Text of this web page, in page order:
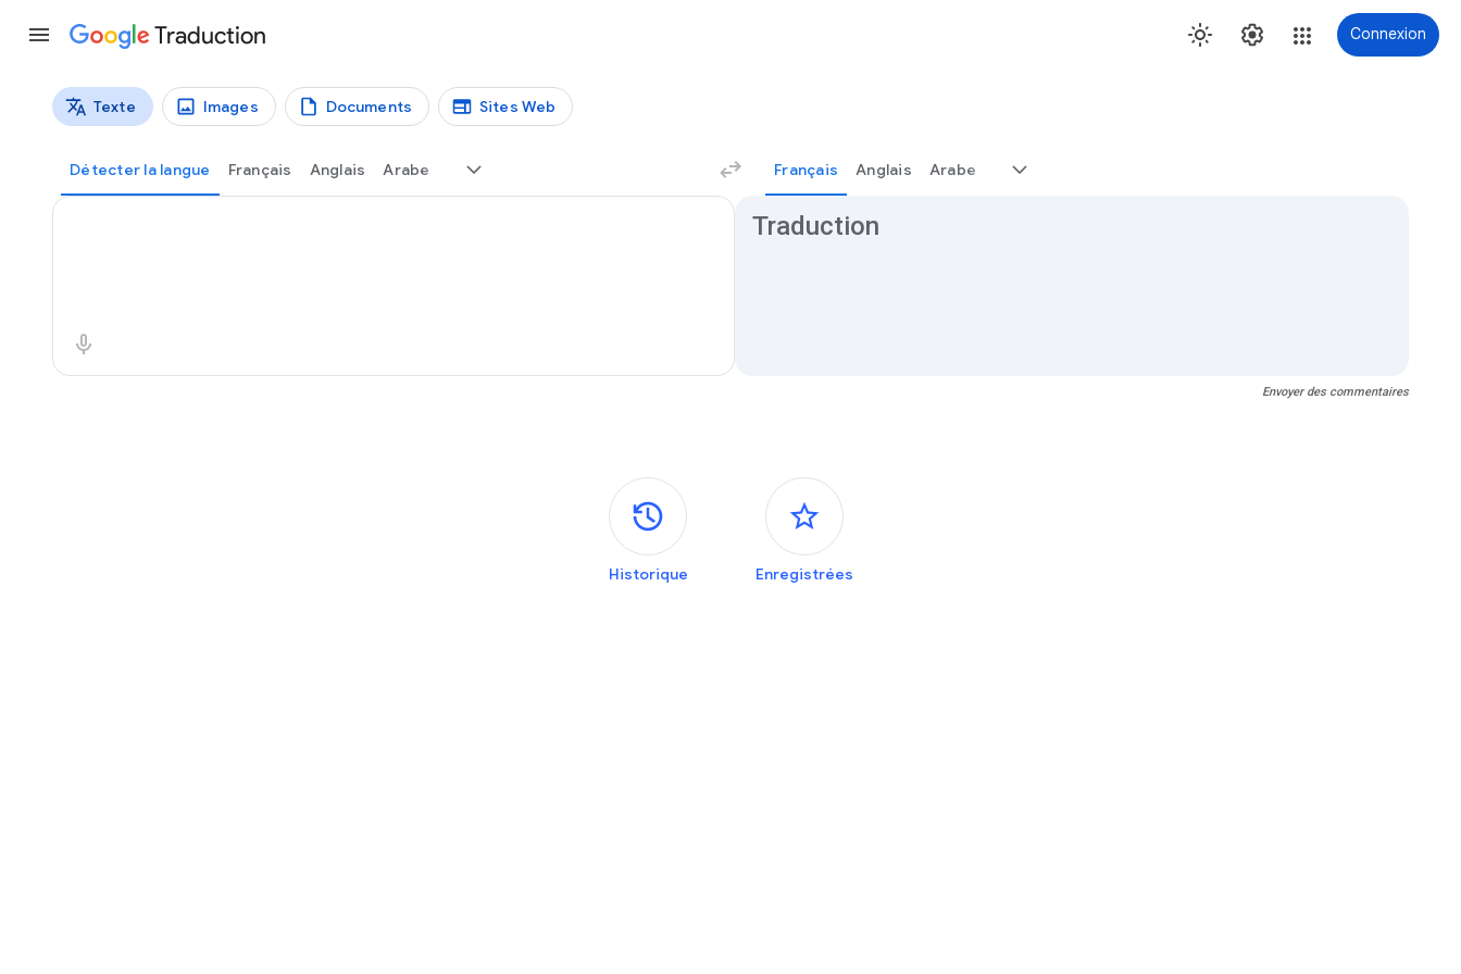
Traduction Connexion
Types de traductions
Texte Images Documents Sites Web
Détecter la langue Français Anglais Arabe Français Anglais Arabe
Texte source
Traduction
Envoyer des commentaires
Panneaux latéraux
Historique Enregistrées